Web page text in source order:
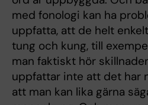
med fonologi kan ha
uppfatta, att de helt
tung och kung, till
man faktiskt hör
uppfattar inte att det har
att man kan lika gärna